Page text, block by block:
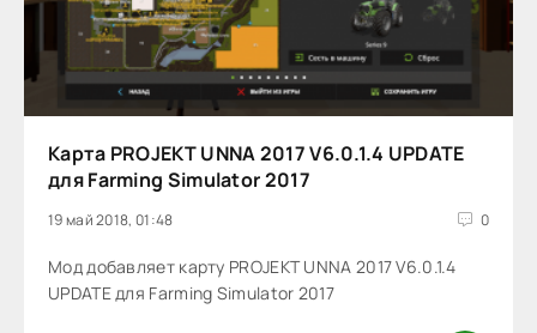
Карта PROJEKT UNNA 2017 V6.0.1.4 UPDATE
для Farming Simulator 2017
19 май 2018, 01:48 0
Мод добавляет карту PROJEKT UNNA 2017 V6.0.1.4
UPDATE для Farming Simulator 2017